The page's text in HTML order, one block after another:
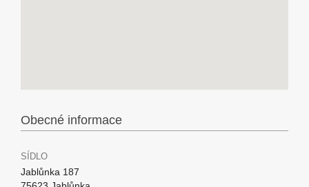
Obecné informace
SÍDLO
Jablůnka 187